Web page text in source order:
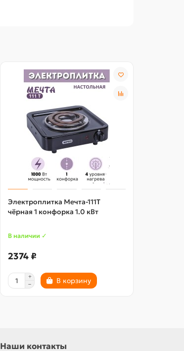
Электроплитка Мечта-111Т
чёрная 1 конфорка 1.0 кВт
В наличии ✓
2374 ₽
В корзину
Наши контакты